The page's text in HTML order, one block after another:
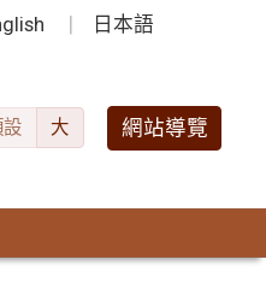
日本語
設 大 網站導覽